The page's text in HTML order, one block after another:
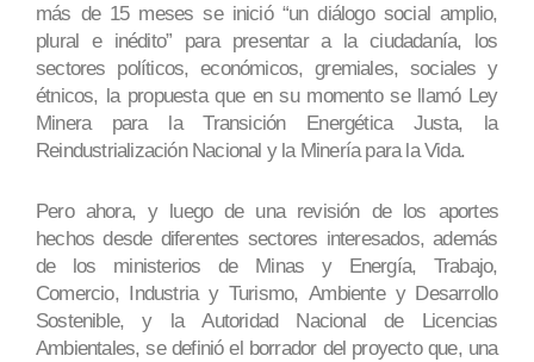
más de 15 meses se inició “un diálogo social amplio,
plural e inédito” para presentar a la ciudadanía, los
sectores políticos, económicos, gremiales, sociales y
étnicos, la propuesta que en su momento se llamó Ley
Minera para la Transición Energética Justa, la
Reindustrialización Nacional y la Minería para la Vida.
Pero ahora, y luego de una revisión de los aportes
hechos desde diferentes sectores interesados, además
de los ministerios de Minas y Energía, Trabajo,
Comercio, Industria y Turismo, Ambiente y Desarrollo
Sostenible, y la Autoridad Nacional de Licencias
Ambientales, se definió el borrador del proyecto que, una